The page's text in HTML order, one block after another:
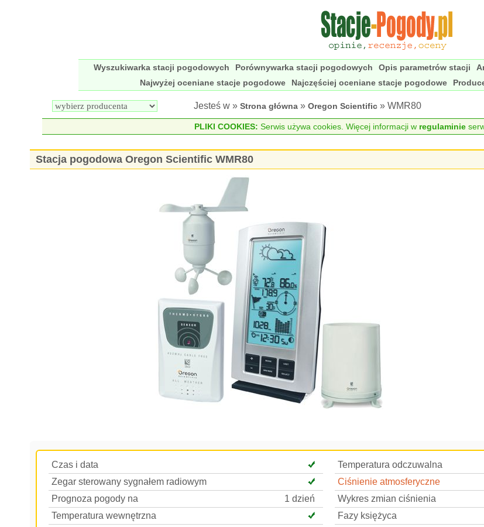
Wyszukiwarka stacji pogodowych Porównywarka stacji pogodowych Opis parametrów stacji
Najwyżej oceniane stacje pogodowe
Najczęściej oceniane stacje pogodowe
Jesteś w » Strona główna » Oregon Scientific » WMR80
PLIKI COOKIES: Serwis używa cookies. Więcej informacji w regulaminie
Stacja pogodowa Oregon Scientific WMR80
Czas i data
Zegar sterowany sygnałem radiowym
Prognoza pogody na
1 dzień
Temperatura wewnętrzna
Temperatura odczuwalna
Ciśnienie atmosferyczne
Wykres zmian ciśnienia
Fazy księżyca